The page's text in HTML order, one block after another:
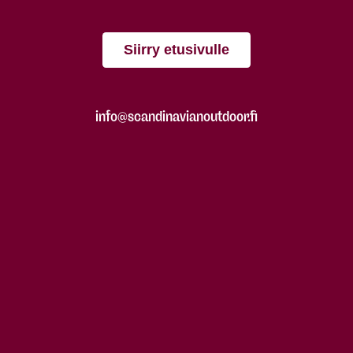
Siirry etusivulle
info@scandinavianoutdoor.fi